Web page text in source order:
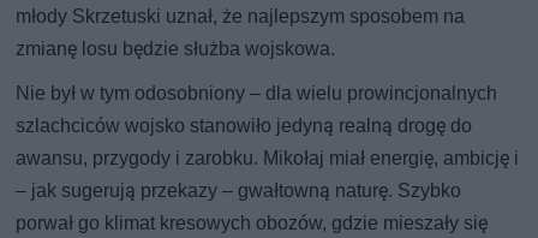
młody Skrzetuski uznał, że najlepszym sposobem na
zmianę losu będzie służba wojskowa.
Nie był w tym odosobniony – dla wielu prowincjonalnych
szlachciców wojsko stanowiło jedyną realną drogę do
awansu, przygody i zarobku. Mikołaj miał energię, ambicję i
– jak sugerują przekazy – gwałtowną naturę. Szybko
porwał go klimat kresowych obozów, gdzie mieszały się